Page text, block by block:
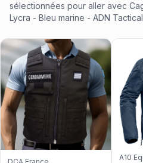
sélectionnées pour aller avec
Lycra - Bleu marine - ADN Tactical
A10